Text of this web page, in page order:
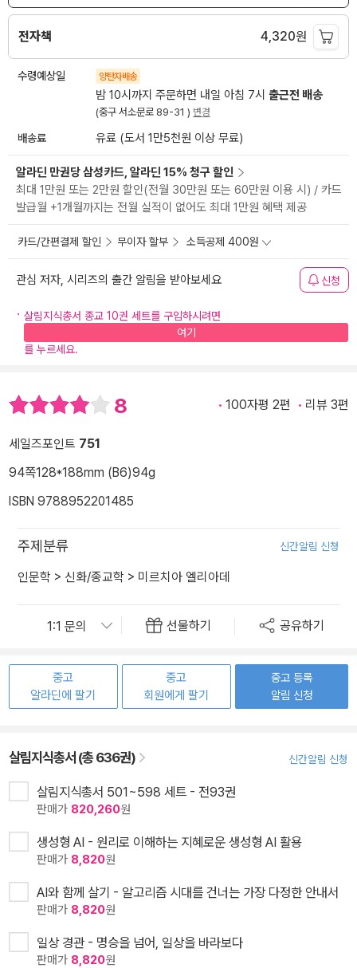
전자책 4,320원
수령예상일 양탄자배송
밤 10시까지 주문하면 내일 아침 7시 출근전 배송
(중구 서소문로 89-31 ) 변경
배송료 유료 (도서 1만5천원 이상 무료)
알라딘 만권당 삼성카드, 알라딘 15% 청구 할인
최대 1만원 또는 2만원 할인(전월 30만원 또는 60만원 이용 시) / 카드
발급월 +1개월까지는 전월 실적이 없어도 최대 1만원 혜택 제공
카드/간편결제 할인 무이자 할부 소득공제 400원
관심 저자, 시리즈의 출간 알림을 받아보세요 신청
살림지식총서 종교 10권 세트를 구입하시려면
여기
를 누르세요.
8 100자평 2편 리뷰 3편
세일즈포인트 751
94쪽128*188mm (B6)94g
ISBN 9788952201485
주제분류 신간알림 신청
인문학 > 신화/종교학 > 미르치아 엘리아데
선물하기 공유하기
중고
알라딘에 팔기
중고
회원에게 팔기
중고 등록
알림 신청
살림지식총서 (총 636권) 신간알림 신청
살림지식총서 501~598 세트 - 전93권
판매가 820,260원
생성형 AI - 원리로 이해하는 지혜로운 생성형 AI 활용
판매가 8,820원
AI와 함께 살기 - 알고리즘 시대를 건너는 가장 다정한 안내서
판매가 8,820원
일상 경관 - 명승을 넘어, 일상을 바라보다
판매가 8,820원